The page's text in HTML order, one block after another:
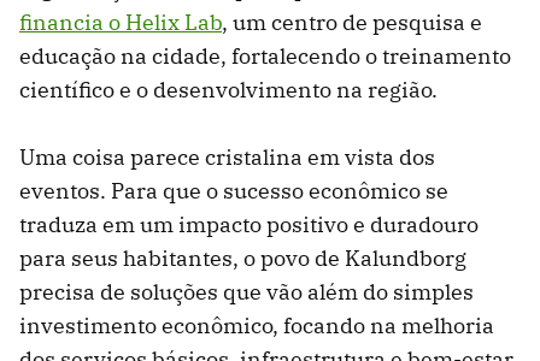
financia o Helix Lab, um centro de pesquisa e
educação na cidade, fortalecendo o treinamento
científico e o desenvolvimento na região.
Uma coisa parece cristalina em vista dos
eventos. Para que o sucesso econômico se
traduza em um impacto positivo e duradouro
para seus habitantes, o povo de Kalundborg
precisa de soluções que vão além do simples
investimento econômico, focando na melhoria